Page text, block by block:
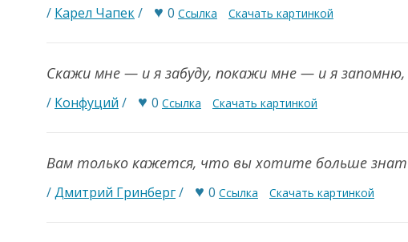
/ Карел Чапек/ ♥ 0 Ссылка Скачать картинкой
Скажи мне — и я забуду, покажи мне — и я
/ Конфуций / ♥ 0 Ссылка Скачать картинкой
Вам только кажется, что вы хотите больше
/Дмитрий Гринберг/ ♥ 0 Ссылка Скачать картинкой